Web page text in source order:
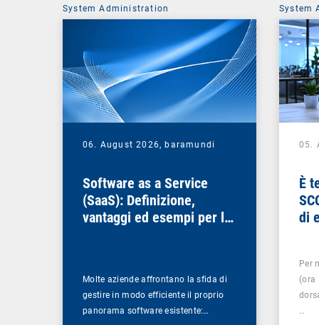
System Administration
06. August 2026,baramundi
Software as a Service
(SaaS): Definizione,
vantaggi ed esempi per le
Molte aziende affrontano la sfida di
gestire in modo efficiente il proprio
panorama software esistente:…
System
05.
È
di
Per
(ora